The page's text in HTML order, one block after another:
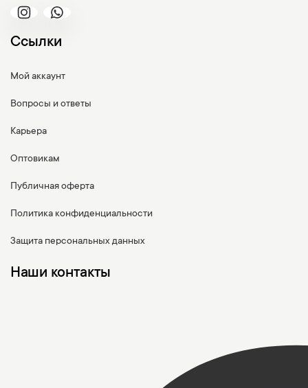
Ссылки
Мой аккаунт
Вопросы и ответы
Карьера
Оптовикам
Публичная оферта
Политика конфиденциальности
Защита персональных данных
Наши контакты